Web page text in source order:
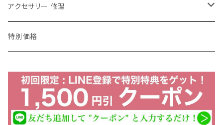
2way
70センチ
80センチ
ペンダント チェーン
エリトメール
アニマルブローチ
ピンブローチ
ストールピン
ダブルクリップ
修理・加工
アクセサリー 修理
ネックレス チェーン 修理
ブレスレット 修理
特別価格